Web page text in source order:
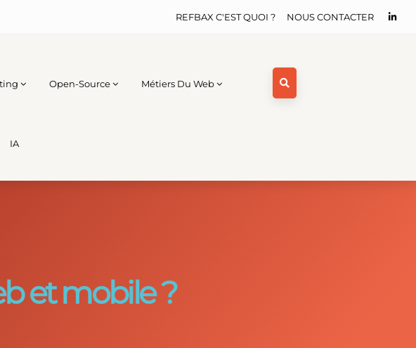
NOUS CONTACTER
REFBAX C'EST QUOI ?
Open-Source Métiers Du Web
IA
et mobile ?